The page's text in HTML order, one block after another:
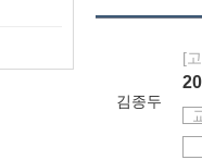
김종두
[